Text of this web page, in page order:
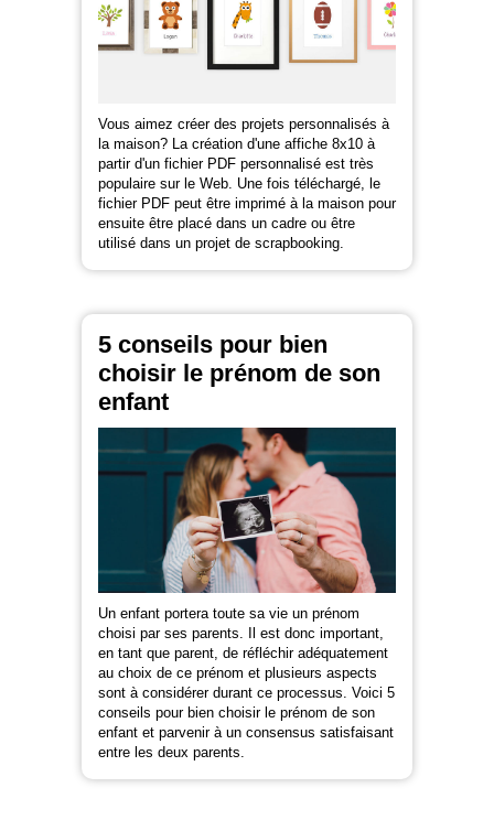
Vous aimez créer des projets personnalisés à
la maison? La création d'une affiche 8x10 à
partir d'un fichier PDF personnalisé est très
populaire sur le Web. Une fois téléchargé, le
fichier PDF peut être imprimé à la maison pour
ensuite être placé dans un cadre ou être
utilisé dans un projet de scrapbooking.
5 conseils pour bien
choisir le prénom de son
enfant
Un enfant portera toute sa vie un prénom
choisi par ses parents. Il est donc important,
en tant que parent, de réfléchir adéquatement
au choix de ce prénom et plusieurs aspects
sont à considérer durant ce processus. Voici 5
conseils pour bien choisir le prénom de son
enfant et parvenir à un consensus satisfaisant
entre les deux parents.